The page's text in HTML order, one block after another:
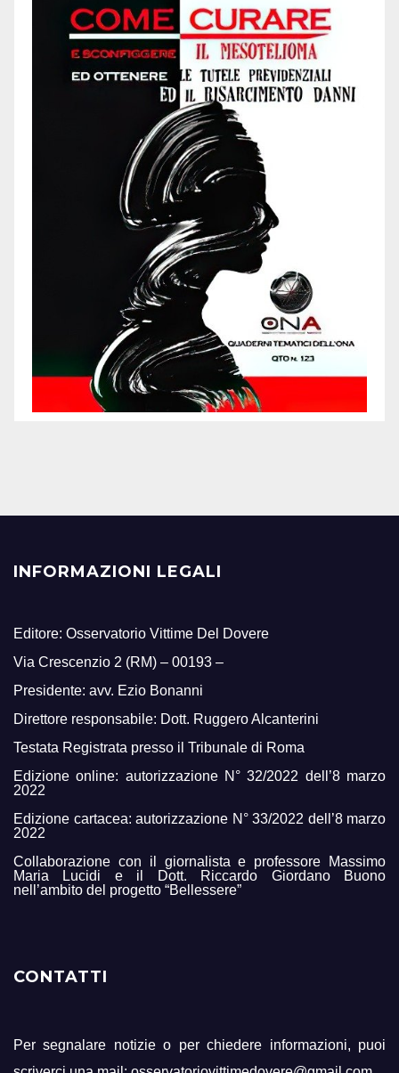
INFORMAZIONI LEGALI
Editore: Osservatorio Vittime Del Dovere
Via Crescenzio 2 (RM) – 00193 –
Presidente: avv. Ezio Bonanni
Direttore responsabile: Dott. Ruggero Alcanterini
Testata Registrata presso il Tribunale di Roma
Edizione online: autorizzazione N° 32/2022 dell’8 marzo
2022
Edizione cartacea: autorizzazione N° 33/2022 dell’8 marzo
2022
Collaborazione con il giornalista e professore Massimo
Maria Lucidi e il Dott. Riccardo Giordano Buono
nell’ambito del progetto “Bellessere”
CONTATTI
Per segnalare notizie o per chiedere informazioni, puoi